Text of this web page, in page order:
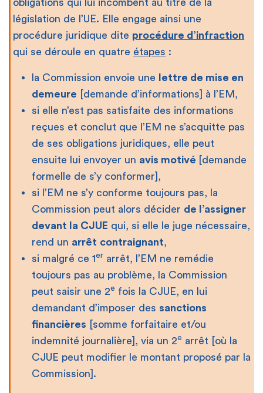
obligations qui lui incombent au titre de la
législation de l’UE. Elle engage ainsi une
procédure juridique dite procédure d’infraction
qui se déroule en quatre étapes :
la Commission envoie une
lettre de mise en
demeure [demande d’informations] à l’EM,
si elle n’est pas satisfaite des informations
reçues et conclut que l’EM ne s’acquitte pas
de ses obligations juridiques, elle peut
ensuite lui envoyer un avis motivé [demande
formelle de s’y conformer],
si l’EM ne s’y conforme toujours pas, la
Commission peut alors décider de l’assigner
devant la CJUE qui, si elle le juge nécessaire,
rend un arrêt contraignant,
si malgré ce 1er arrêt, l’EM ne remédie
toujours pas au problème, la Commission
peut saisir une 2e fois la CJUE, en lui
demandant d’imposer des sanctions
financières [somme forfaitaire et/ou
indemnité journalière], via un 2e arrêt [où la
CJUE peut modifier le montant proposé par la
Commission].